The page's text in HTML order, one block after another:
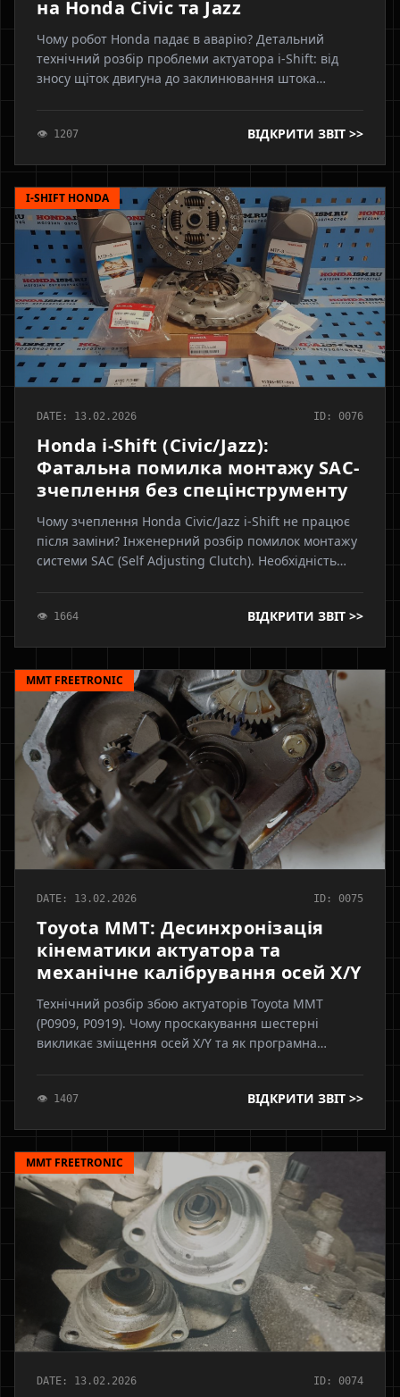
на Honda Civic та Jazz
Чому робот Honda падає в аварію? Детальний
технічний розбір проблеми актуатора i-Shift: від
зносу щіток двигуна до заклинювання штока
оригінальні підшипники та чому без адаптації
👁 1207 ВІДКРИТИ ЗВІТ >>
I-SHIFT HONDA
DATE: 13.02.2026 ID: 0076
Honda i-Shift (Civic/Jazz):
Фатальна помилка монтажу SAC-
зчеплення без спецінструменту
Чому зчеплення Honda Civic/Jazz i-Shift не працює
після заміни? Інженерний розбір помилок монтажу
системи SAC (Self Adjusting Clutch). Необхідність
робота
👁 1664 ВІДКРИТИ ЗВІТ >>
MMT FREETRONIC
DATE: 13.02.2026 ID: 0075
Toyota MMT: Десинхронізація
кінематики актуатора та
механічне калібрування осей X/Y
Технічний розбір збою актуаторів Toyota MMT
(P0909, P0919). Чому проскакування шестерні
викликає зміщення осей X/Y та як програмна
👁 1407 ВІДКРИТИ ЗВІТ >>
MMT FREETRONIC
DATE: 13.02.2026 ID: 0074